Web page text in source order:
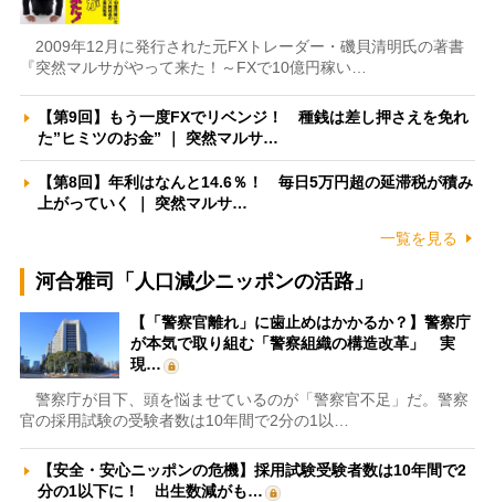
2009年12月に発行された元FXトレーダー・磯貝清明氏の著書
『突然マルサがやって来た！～FXで10億円稼い…
【第9回】もう一度FXでリベンジ！ 種銭は差し押さえを免れ
た”ヒミツのお金” ｜ 突然マルサ…
【第8回】年利はなんと14.6％！ 毎日5万円超の延滞税が積み
上がっていく ｜ 突然マルサ…
一覧を見る
河合雅司「人口減少ニッポンの活路」
【「警察官離れ」に歯止めはかかるか？】警察庁
が本気で取り組む「警察組織の構造改革」 実
現…
警察庁が目下、頭を悩ませているのが「警察官不足」だ。警察
官の採用試験の受験者数は10年間で2分の1以…
【安全・安心ニッポンの危機】採用試験受験者数は10年間で2
分の1以下に！ 出生数減がも…